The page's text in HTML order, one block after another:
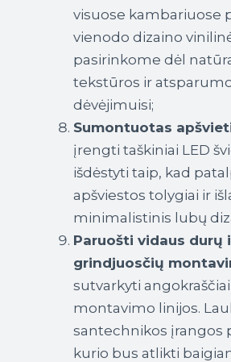
visuose kambariuose
vienodo dizaino
pasirinkome dėl
tekstūros ir
dėvėjimuisi;
Sumontuotas
įrengti taškiniai LED
išdėstyti taip, kad
apšviestos tolygiai ir
minimalistinis lubų
Paruošti vidaus durų
grindjuosčių
sutvarkyti
montavimo linijos.
santechnikos įrangos
kurio bus atlikti